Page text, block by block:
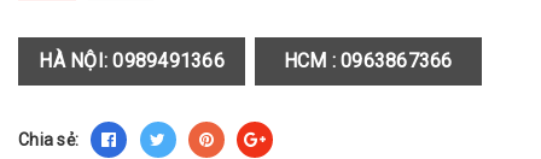
HÀ NỘI:0989491366 HCM :0963867366
Chia sẻ: